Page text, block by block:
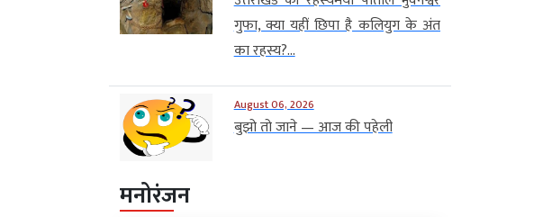
गुफा, क्या यहीं छिपा है कलियुग के अंत
का रहस्य?...
August 06, 2026
बुझो तो जाने — आज की पहेली
मनोरंजन